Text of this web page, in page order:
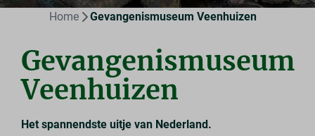
Home Gevangenismuseum Veenhuizen
Gevangenismuseum
Veenhuizen
Het spannendste uitje van Nederland.